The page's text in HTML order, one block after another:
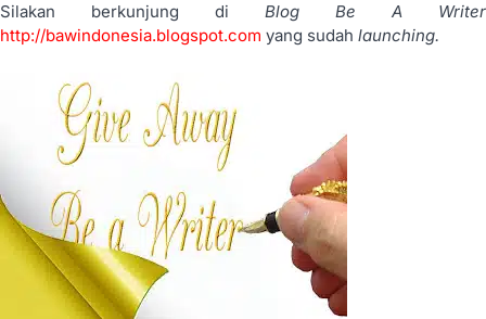
Silakan berkunjung di Blog Be A Writer
http://bawindonesia.blogspot.com yang sudah launching.